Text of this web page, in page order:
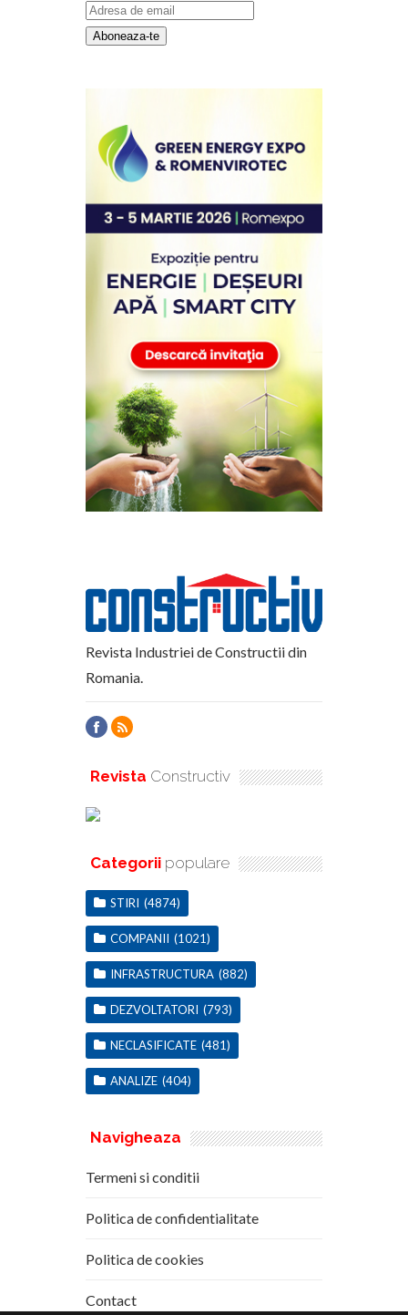
Revista Industriei de Constructii din
Romania.
Revista Constructiv
Categorii populare
STIRI (4874)
COMPANII (1021)
INFRASTRUCTURA (882)
DEZVOLTATORI (793)
NECLASIFICATE (481)
ANALIZE (404)
Navigheaza
Termeni si conditii
Politica de confidentialitate
Politica de cookies
Contact